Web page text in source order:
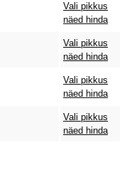
Vali pikkus
näed hinda
Vali pikkus
näed hinda
Vali pikkus
näed hinda
Vali pikkus
näed hinda